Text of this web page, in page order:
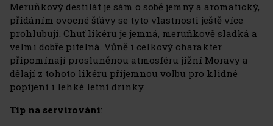
Meruňkový destilát je sám o sobě jemný a aromatický,
přidáním ovocné šťávy se tyto vlastnosti ještě více
prohlubují. Chuť likéru je jemná, meruňkově sladká a
velmi dobře pitelná. Vůně i celkový charakter
připomínají prosluněnou atmosféru jižní Moravy a
dělají z tohoto likéru příjemnou volbu pro klidné
popíjení i lehké letní drinky.
Tip na servírování: